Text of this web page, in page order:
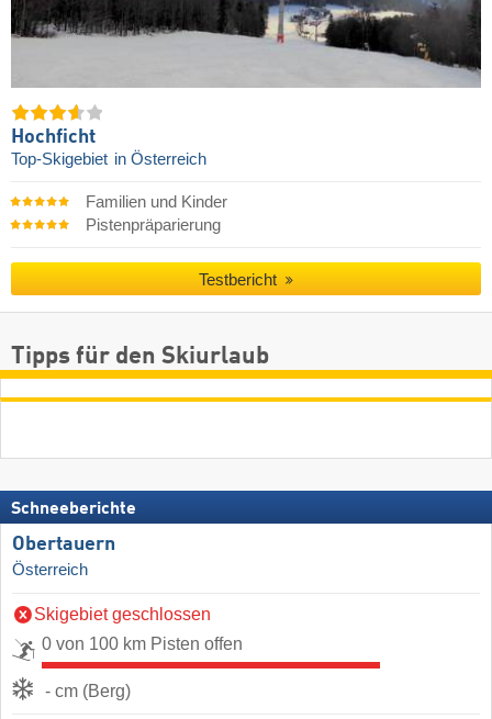
Hochficht
Top-Skigebiet in Österreich
Familien und Kinder
Pistenpräparierung
Testbericht
Tipps für den Skiurlaub
Schneeberichte
Obertauern
Österreich
Skigebiet geschlossen
0 von 100 km Pisten offen
- cm (Berg)